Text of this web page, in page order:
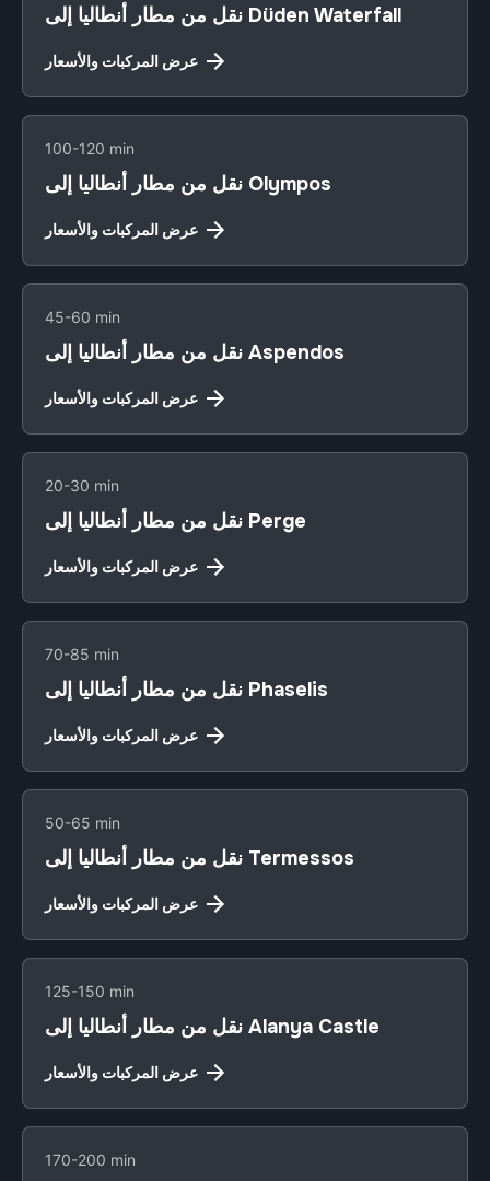
نقل من مطار أنطاليا إلى Düden Waterfall
عرض المركبات والأسعار
100-120 min
نقل من مطار أنطاليا إلى Olympos
عرض المركبات والأسعار
45-60 min
نقل من مطار أنطاليا إلى Aspendos
عرض المركبات والأسعار
20-30 min
نقل من مطار أنطاليا إلى Perge
عرض المركبات والأسعار
70-85 min
نقل من مطار أنطاليا إلى Phaselis
عرض المركبات والأسعار
50-65 min
نقل من مطار أنطاليا إلى Termessos
عرض المركبات والأسعار
125-150 min
نقل من مطار أنطاليا إلى Alanya Castle
عرض المركبات والأسعار
170-200 min